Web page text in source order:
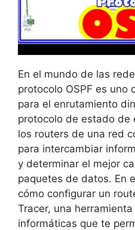
En el mundo de las
protocolo OSPF es uno
para el enrutamiento
protocolo de estado de
los routers de una red
para intercambiar
y determinar el mejor
paquetes de datos. En
cómo configurar un
Tracer, una
informáticas que te